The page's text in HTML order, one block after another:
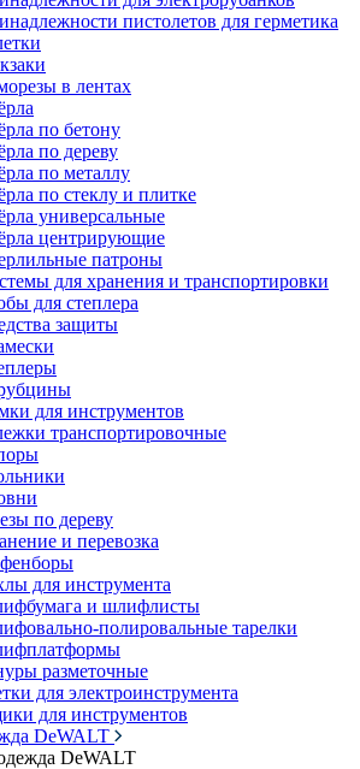
пистолетов для герметика
в лентах
по бетону
по дереву
по металлу
по стеклу и плитке
универсальные
центрирующие
патроны
для хранения и транспортировки
для степлера
защиты
для инструментов
транспортировочные
по дереву
и перевозка
для инструмента
и шлифлисты
полировальные тарелки
разметочные
для электроинструмента
для инструментов
DeWALT
DeWALT